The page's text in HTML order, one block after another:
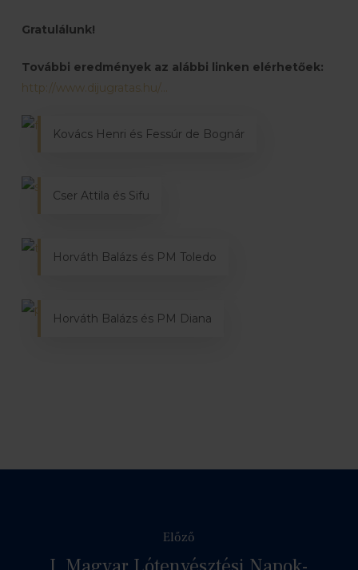
Gratulálunk!
További eredmények az alábbi linken elérhetőek:
http://www.dijugratas.hu/…
Kovács Henri és Fessúr de Bognár
Cser Attila és Sifu
Horváth Balázs és PM Toledo
Horváth Balázs és PM Diana
Előző